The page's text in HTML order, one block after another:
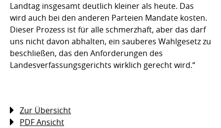
Landtag insgesamt deutlich kleiner als heute. Das
wird auch bei den anderen Parteien Mandate kosten.
Dieser Prozess ist für alle schmerzhaft, aber das darf
uns nicht davon abhalten, ein sauberes Wahlgesetz zu
beschließen, das den Anforderungen des
Landesverfassungsgerichts wirklich gerecht wird.“
Zur Übersicht
PDF Ansicht